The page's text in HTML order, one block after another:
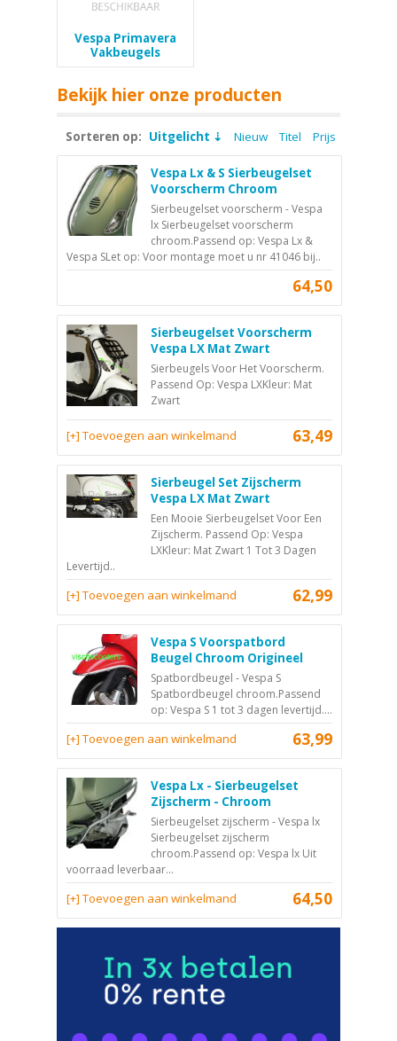
Vespa Primavera
Vakbeugels
Bekijk hier onze producten
Sorteren op: Uitgelicht Nieuw Titel Prijs
Vespa Lx & S Sierbeugelset
Voorscherm Chroom
Sierbeugelset voorscherm - Vespa
lx Sierbeugelset voorscherm
chroom.Passend op: Vespa Lx &
Vespa SLet op: Voor montage moet u nr 41046 bij..
64,50
Sierbeugelset Voorscherm
Vespa LX Mat Zwart
Sierbeugels Voor Het Voorscherm.
Passend Op: Vespa LXKleur: Mat
Zwart
63,49
[+] Toevoegen aan winkelmand
Sierbeugel Set Zijscherm
Vespa LX Mat Zwart
Een Mooie Sierbeugelset Voor Een
Zijscherm. Passend Op: Vespa
LXKleur: Mat Zwart 1 Tot 3 Dagen
Levertijd..
62,99
[+] Toevoegen aan winkelmand
Vespa S Voorspatbord
Beugel Chroom Origineel
Spatbordbeugel - Vespa S
Spatbordbeugel chroom.Passend
op: Vespa S 1 tot 3 dagen levertijd....
63,99
[+] Toevoegen aan winkelmand
Vespa Lx - Sierbeugelset
Zijscherm - Chroom
Sierbeugelset zijscherm - Vespa lx
Sierbeugelset zijscherm
chroom.Passend op: Vespa lx Uit
voorraad leverbaar...
64,50
[+] Toevoegen aan winkelmand